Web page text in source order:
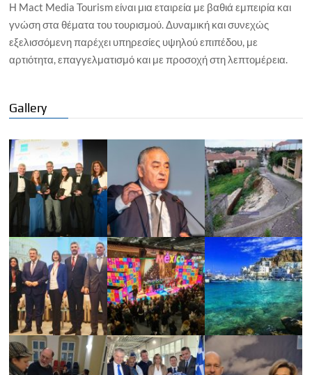
Η Mact Media Tourism είναι μια εταιρεία με βαθιά εμπειρία και
γνώση στα θέματα του τουρισμού. Δυναμική και συνεχώς
εξελισσόμενη παρέχει υπηρεσίες υψηλού επιπέδου, με
αρτιότητα, επαγγελματισμό και με προσοχή στη λεπτομέρεια.
Gallery